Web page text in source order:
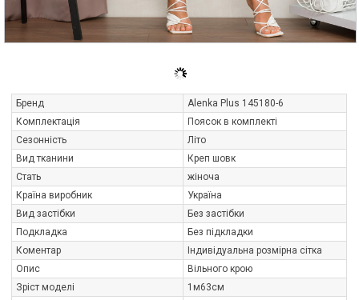
Бренд
Alenka Plus 145180-6
Комплектація
Поясок в комплекті
Сезонність
Літо
Вид тканини
Креп шовк
Стать
жіноча
Країна виробник
Україна
Вид застібки
Без застібки
Подкладка
Без підкладки
Коментар
Індивідуальна розмірна сітка
Опис
Вільного крою
Зріст моделі
1м63см